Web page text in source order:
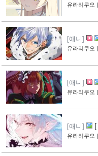
작 피규
유라리쿠오
[애니]
생 소동
유라리쿠오
[애니]
보스가
유라리쿠오
[애니]
이션화
유라리쿠오